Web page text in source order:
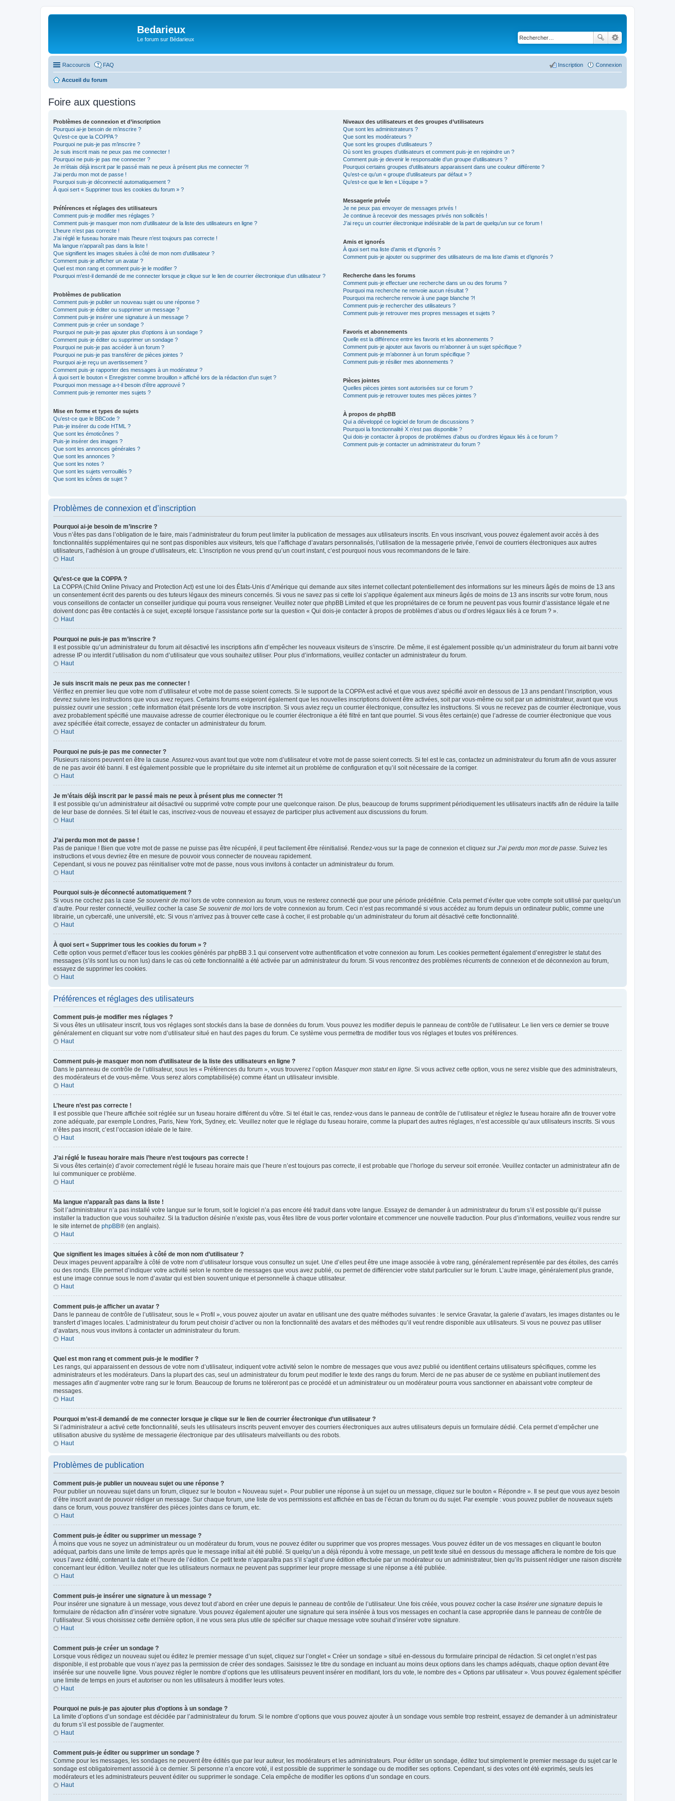
Bedarieux
Le forum sur Bédarieux
Raccourcis FAQ Connexion
Inscription
Accueil du forum
Foire aux questions
Problèmes de connexion et d’inscription
Pourquoi ai-je besoin de m’inscrire ?
Qu’est-ce que la COPPA ?
Pourquoi ne puis-je pas m’inscrire ?
Je suis inscrit mais ne peux pas me connecter !
Pourquoi ne puis-je pas me connecter ?
Je m’étais déjà inscrit par le passé mais ne peux à présent plus me connecter ?!
J’ai perdu mon mot de passe !
Pourquoi suis-je déconnecté automatiquement ?
À quoi sert « Supprimer tous les cookies du forum » ?
Préférences et réglages des utilisateurs
Comment puis-je modifier mes réglages ?
Comment puis-je masquer mon nom d’utilisateur de la liste des utilisateurs en ligne ?
L’heure n’est pas correcte !
J’ai réglé le fuseau horaire mais l’heure n’est toujours pas correcte !
Ma langue n’apparaît pas dans la liste !
Que signifient les images situées à côté de mon nom d’utilisateur ?
Comment puis-je afficher un avatar ?
Quel est mon rang et comment puis-je le modifier ?
Pourquoi m’est-il demandé de me connecter lorsque je clique sur le lien de courrier électronique d’un utilisateur ?
Problèmes de publication
Comment puis-je publier un nouveau sujet ou une réponse ?
Comment puis-je éditer ou supprimer un message ?
Comment puis-je insérer une signature à un message ?
Comment puis-je créer un sondage ?
Pourquoi ne puis-je pas ajouter plus d’options à un sondage ?
Comment puis-je éditer ou supprimer un sondage ?
Pourquoi ne puis-je pas accéder à un forum ?
Pourquoi ne puis-je pas transférer de pièces jointes ?
Pourquoi ai-je reçu un avertissement ?
Comment puis-je rapporter des messages à un modérateur ?
À quoi sert le bouton « Enregistrer comme brouillon » affiché lors de la rédaction d’un sujet ?
Pourquoi mon message a-t-il besoin d’être approuvé ?
Comment puis-je remonter mes sujets ?
Mise en forme et types de sujets
Qu’est-ce que le BBCode ?
Puis-je insérer du code HTML ?
Que sont les émoticônes ?
Puis-je insérer des images ?
Que sont les annonces générales ?
Que sont les annonces ?
Que sont les notes ?
Que sont les sujets verrouillés ?
Que sont les icônes de sujet ?
Niveaux des utilisateurs et des groupes d’utilisateurs
Que sont les administrateurs ?
Que sont les modérateurs ?
Que sont les groupes d’utilisateurs ?
Où sont les groupes d’utilisateurs et comment puis-je en rejoindre un ?
Comment puis-je devenir le responsable d’un groupe d’utilisateurs ?
Pourquoi certains groupes d’utilisateurs apparaissent dans une couleur différente ?
Qu’est-ce qu’un « groupe d’utilisateurs par défaut » ?
Qu’est-ce que le lien « L’équipe » ?
Messagerie privée
Je ne peux pas envoyer de messages privés !
Je continue à recevoir des messages privés non sollicités !
J’ai reçu un courrier électronique indésirable de la part de quelqu’un sur ce forum !
Amis et ignorés
À quoi sert ma liste d’amis et d’ignorés ?
Comment puis-je ajouter ou supprimer des utilisateurs de ma liste d’amis et d’ignorés ?
Recherche dans les forums
Comment puis-je effectuer une recherche dans un ou des forums ?
Pourquoi ma recherche ne renvoie aucun résultat ?
Pourquoi ma recherche renvoie à une page blanche ?!
Comment puis-je rechercher des utilisateurs ?
Comment puis-je retrouver mes propres messages et sujets ?
Favoris et abonnements
Quelle est la différence entre les favoris et les abonnements ?
Comment puis-je ajouter aux favoris ou m’abonner à un sujet spécifique ?
Comment puis-je m’abonner à un forum spécifique ?
Comment puis-je résilier mes abonnements ?
Pièces jointes
Quelles pièces jointes sont autorisées sur ce forum ?
Comment puis-je retrouver toutes mes pièces jointes ?
À propos de phpBB
Qui a développé ce logiciel de forum de discussions ?
Pourquoi la fonctionnalité X n’est pas disponible ?
Qui dois-je contacter à propos de problèmes d’abus ou d’ordres légaux liés à ce forum ?
Comment puis-je contacter un administrateur du forum ?
Problèmes de connexion et d’inscription
Pourquoi ai-je besoin de m’inscrire ?
Vous n’êtes pas dans l’obligation de le faire, mais l’administrateur du forum peut limiter la publication de messages aux utilisateurs inscrits. En vous inscrivant, vous pouvez également avoir accès à des
fonctionnalités supplémentaires qui ne sont pas disponibles aux visiteurs, tels que l’affichage d’avatars personnalisés, l’utilisation de la messagerie privée, l’envoi de courriers électroniques aux autres
utilisateurs, l’adhésion à un groupe d’utilisateurs, etc. L’inscription ne vous prend qu’un court instant, c’est pourquoi nous vous recommandons de le faire.
Haut
Qu’est-ce que la COPPA ?
La COPPA (Child Online Privacy and Protection Act) est une loi des États-Unis d’Amérique qui demande aux sites internet collectant potentiellement des informations sur les mineurs âgés de moins de 13 ans
un consentement écrit des parents ou des tuteurs légaux des mineurs concernés. Si vous ne savez pas si cette loi s’applique également aux mineurs âgés de moins de 13 ans inscrits sur votre forum, nous
vous conseillons de contacter un conseiller juridique qui pourra vous renseigner. Veuillez noter que phpBB Limited et que les propriétaires de ce forum ne peuvent pas vous fournir d’assistance légale et ne
doivent donc pas être contactés à ce sujet, excepté lorsque l’assistance porte sur la question « Qui dois-je contacter à propos de problèmes d’abus ou d’ordres légaux liés à ce forum ? ».
Haut
Pourquoi ne puis-je pas m’inscrire ?
Il est possible qu’un administrateur du forum ait désactivé les inscriptions afin d’empêcher les nouveaux visiteurs de s’inscrire. De même, il est également possible qu’un administrateur du forum ait banni votre
adresse IP ou interdit l’utilisation du nom d’utilisateur que vous souhaitez utiliser. Pour plus d’informations, veuillez contacter un administrateur du forum.
Haut
Je suis inscrit mais ne peux pas me connecter !
Vérifiez en premier lieu que votre nom d’utilisateur et votre mot de passe soient corrects. Si le support de la COPPA est activé et que vous avez spécifié avoir en dessous de 13 ans pendant l’inscription, vous
devrez suivre les instructions que vous avez reçues. Certains forums exigeront également que les nouvelles inscriptions doivent être activées, soit par vous-même ou soit par un administrateur, avant que vous
puissiez ouvrir une session ; cette information était présente lors de votre inscription. Si vous aviez reçu un courrier électronique, consultez les instructions. Si vous ne recevez pas de courrier électronique, vous
avez probablement spécifié une mauvaise adresse de courrier électronique ou le courrier électronique a été filtré en tant que pourriel. Si vous êtes certain(e) que l’adresse de courrier électronique que vous
avez spécifiée était correcte, essayez de contacter un administrateur du forum.
Haut
Pourquoi ne puis-je pas me connecter ?
Plusieurs raisons peuvent en être la cause. Assurez-vous avant tout que votre nom d’utilisateur et votre mot de passe soient corrects. Si tel est le cas, contactez un administrateur du forum afin de vous assurer
de ne pas avoir été banni. Il est également possible que le propriétaire du site internet ait un problème de configuration et qu’il soit nécessaire de la corriger.
Haut
Je m’étais déjà inscrit par le passé mais ne peux à présent plus me connecter ?!
Il est possible qu’un administrateur ait désactivé ou supprimé votre compte pour une quelconque raison. De plus, beaucoup de forums suppriment périodiquement les utilisateurs inactifs afin de réduire la taille
de leur base de données. Si tel était le cas, inscrivez-vous de nouveau et essayez de participer plus activement aux discussions du forum.
Haut
J’ai perdu mon mot de passe !
Pas de panique ! Bien que votre mot de passe ne puisse pas être récupéré, il peut facilement être réinitialisé. Rendez-vous sur la page de connexion et cliquez sur J’ai perdu mon mot de passe . Suivez les
instructions et vous devriez être en mesure de pouvoir vous connecter de nouveau rapidement.
Cependant, si vous ne pouvez pas réinitialiser votre mot de passe, nous vous invitons à contacter un administrateur du forum.
Haut
Pourquoi suis-je déconnecté automatiquement ?
Si vous ne cochez pas la case Se souvenir de moi lors de votre connexion au forum, vous ne resterez connecté que pour une période prédéfinie. Cela permet d’éviter que votre compte soit utilisé par quelqu’un
d’autre. Pour rester connecté, veuillez cocher la case Se souvenir de moi lors de votre connexion au forum. Ceci n’est pas recommandé si vous accédez au forum depuis un ordinateur public, comme une
librairie, un cybercafé, une université, etc. Si vous n’arrivez pas à trouver cette case à cocher, il est probable qu’un administrateur du forum ait désactivé cette fonctionnalité.
Haut
À quoi sert « Supprimer tous les cookies du forum » ?
Cette option vous permet d’effacer tous les cookies générés par phpBB 3.1 qui conservent votre authentification et votre connexion au forum. Les cookies permettent également d’enregistrer le statut des
messages (s’ils sont lus ou non lus) dans le cas où cette fonctionnalité a été activée par un administrateur du forum. Si vous rencontrez des problèmes récurrents de connexion et de déconnexion au forum,
essayez de supprimer les cookies.
Haut
Préférences et réglages des utilisateurs
Comment puis-je modifier mes réglages ?
Si vous êtes un utilisateur inscrit, tous vos réglages sont stockés dans la base de données du forum. Vous pouvez les modifier depuis le panneau de contrôle de l’utilisateur. Le lien vers ce dernier se trouve
généralement en cliquant sur votre nom d’utilisateur situé en haut des pages du forum. Ce système vous permettra de modifier tous vos réglages et toutes vos préférences.
Haut
Comment puis-je masquer mon nom d’utilisateur de la liste des utilisateurs en ligne ?
Dans le panneau de contrôle de l’utilisateur, sous les « Préférences du forum », vous trouverez l’option Masquer mon statut en ligne . Si vous activez cette option, vous ne serez visible que des administrateurs,
des modérateurs et de vous-même. Vous serez alors comptabilisé(e) comme étant un utilisateur invisible.
Haut
L’heure n’est pas correcte !
Il est possible que l’heure affichée soit réglée sur un fuseau horaire différent du vôtre. Si tel était le cas, rendez-vous dans le panneau de contrôle de l’utilisateur et réglez le fuseau horaire afin de trouver votre
zone adéquate, par exemple Londres, Paris, New York, Sydney, etc. Veuillez noter que le réglage du fuseau horaire, comme la plupart des autres réglages, n’est accessible qu’aux utilisateurs inscrits. Si vous
n’êtes pas inscrit, c’est l’occasion idéale de le faire.
Haut
J’ai réglé le fuseau horaire mais l’heure n’est toujours pas correcte !
Si vous êtes certain(e) d’avoir correctement réglé le fuseau horaire mais que l’heure n’est toujours pas correcte, il est probable que l’horloge du serveur soit erronée. Veuillez contacter un administrateur afin de
lui communiquer ce problème.
Haut
Ma langue n’apparaît pas dans la liste !
Soit l’administrateur n’a pas installé votre langue sur le forum, soit le logiciel n’a pas encore été traduit dans votre langue. Essayez de demander à un administrateur du forum s’il est possible qu’il puisse
installer la traduction que vous souhaitez. Si la traduction désirée n’existe pas, vous êtes libre de vous porter volontaire et commencer une nouvelle traduction. Pour plus d’informations, veuillez vous rendre sur
le site internet de phpBB® (en anglais).
Haut
Que signifient les images situées à côté de mon nom d’utilisateur ?
Deux images peuvent apparaître à côté de votre nom d’utilisateur lorsque vous consultez un sujet. Une d’elles peut être une image associée à votre rang, généralement représentée par des étoiles, des carrés
ou des ronds. Elle permet d’indiquer votre activité selon le nombre de messages que vous avez publié, ou permet de différencier votre statut particulier sur le forum. L’autre image, généralement plus grande,
est une image connue sous le nom d’avatar qui est bien souvent unique et personnelle à chaque utilisateur.
Haut
Comment puis-je afficher un avatar ?
Dans le panneau de contrôle de l’utilisateur, sous le « Profil », vous pouvez ajouter un avatar en utilisant une des quatre méthodes suivantes : le service Gravatar, la galerie d’avatars, les images distantes ou le
transfert d’images locales. L’administrateur du forum peut choisir d’activer ou non la fonctionnalité des avatars et des méthodes qu’il veut rendre disponible aux utilisateurs. Si vous ne pouvez pas utiliser
d’avatars, nous vous invitons à contacter un administrateur du forum.
Haut
Quel est mon rang et comment puis-je le modifier ?
Les rangs, qui apparaissent en dessous de votre nom d’utilisateur, indiquent votre activité selon le nombre de messages que vous avez publié ou identifient certains utilisateurs spécifiques, comme les
administrateurs et les modérateurs. Dans la plupart des cas, seul un administrateur du forum peut modifier le texte des rangs du forum. Merci de ne pas abuser de ce système en publiant inutilement des
messages afin d’augmenter votre rang sur le forum. Beaucoup de forums ne toléreront pas ce procédé et un administrateur ou un modérateur pourra vous sanctionner en abaissant votre compteur de
messages.
Haut
Pourquoi m’est-il demandé de me connecter lorsque je clique sur le lien de courrier électronique d’un utilisateur ?
Si l’administrateur a activé cette fonctionnalité, seuls les utilisateurs inscrits peuvent envoyer des courriers électroniques aux autres utilisateurs depuis un formulaire dédié. Cela permet d’empêcher une
utilisation abusive du système de messagerie électronique par des utilisateurs malveillants ou des robots.
Haut
Problèmes de publication
Comment puis-je publier un nouveau sujet ou une réponse ?
Pour publier un nouveau sujet dans un forum, cliquez sur le bouton « Nouveau sujet ». Pour publier une réponse à un sujet ou un message, cliquez sur le bouton « Répondre ». Il se peut que vous ayez besoin
d’être inscrit avant de pouvoir rédiger un message. Sur chaque forum, une liste de vos permissions est affichée en bas de l’écran du forum ou du sujet. Par exemple : vous pouvez publier de nouveaux sujets
dans ce forum, vous pouvez transférer des pièces jointes dans ce forum, etc.
Haut
Comment puis-je éditer ou supprimer un message ?
À moins que vous ne soyez un administrateur ou un modérateur du forum, vous ne pouvez éditer ou supprimer que vos propres messages. Vous pouvez éditer un de vos messages en cliquant le bouton
adéquat, parfois dans une limite de temps après que le message initial ait été publié. Si quelqu’un a déjà répondu à votre message, un petit texte situé en dessous du message affichera le nombre de fois que
vous l’avez édité, contenant la date et l’heure de l’édition. Ce petit texte n’apparaîtra pas s’il s’agit d’une édition effectuée par un modérateur ou un administrateur, bien qu’ils puissent rédiger une raison discrète
concernant leur édition. Veuillez noter que les utilisateurs normaux ne peuvent pas supprimer leur propre message si une réponse a été publiée.
Haut
Comment puis-je insérer une signature à un message ?
Pour insérer une signature à un message, vous devez tout d’abord en créer une depuis le panneau de contrôle de l’utilisateur. Une fois créée, vous pouvez cocher la case Insérer une signature depuis le
formulaire de rédaction afin d’insérer votre signature. Vous pouvez également ajouter une signature qui sera insérée à tous vos messages en cochant la case appropriée dans le panneau de contrôle de
l’utilisateur. Si vous choisissez cette dernière option, il ne vous sera plus utile de spécifier sur chaque message votre souhait d’insérer votre signature.
Haut
Comment puis-je créer un sondage ?
Lorsque vous rédigez un nouveau sujet ou éditez le premier message d’un sujet, cliquez sur l’onglet « Créer un sondage » situé en-dessous du formulaire principal de rédaction. Si cet onglet n’est pas
disponible, il est probable que vous n’ayez pas la permission de créer des sondages. Saisissez le titre du sondage en incluant au moins deux options dans les champs adéquats, chaque option devant être
insérée sur une nouvelle ligne. Vous pouvez régler le nombre d’options que les utilisateurs peuvent insérer en modifiant, lors du vote, le nombre des « Options par utilisateur ». Vous pouvez également spécifier
une limite de temps en jours et autoriser ou non les utilisateurs à modifier leurs votes.
Haut
Pourquoi ne puis-je pas ajouter plus d’options à un sondage ?
La limite d’options d’un sondage est décidée par l’administrateur du forum. Si le nombre d’options que vous pouvez ajouter à un sondage vous semble trop restreint, essayez de demander à un administrateur
du forum s’il est possible de l’augmenter.
Haut
Comment puis-je éditer ou supprimer un sondage ?
Comme pour les messages, les sondages ne peuvent être édités que par leur auteur, les modérateurs et les administrateurs. Pour éditer un sondage, éditez tout simplement le premier message du sujet car le
sondage est obligatoirement associé à ce dernier. Si personne n’a encore voté, il est possible de supprimer le sondage ou de modifier ses options. Cependant, si des votes ont été exprimés, seuls les
modérateurs et les administrateurs peuvent éditer ou supprimer le sondage. Cela empêche de modifier les options d’un sondage en cours.
Haut